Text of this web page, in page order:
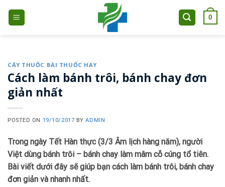
0
CÂY THUỐC BÀI THUỐC HAY
Cách làm bánh trôi, bánh chay đơn
giản nhất
POSTED ON 19/10/2017 BYADMIN
Trong ngày Tết Hàn thực (3/3 Âm lịch hàng năm), người
Việt dùng bánh trôi – bánh chay làm mâm cỗ cúng tổ tiên.
Bài viết dưới đây sẽ giúp bạn cách làm bánh trôi, bánh chay
đơn giản và nhanh nhất.